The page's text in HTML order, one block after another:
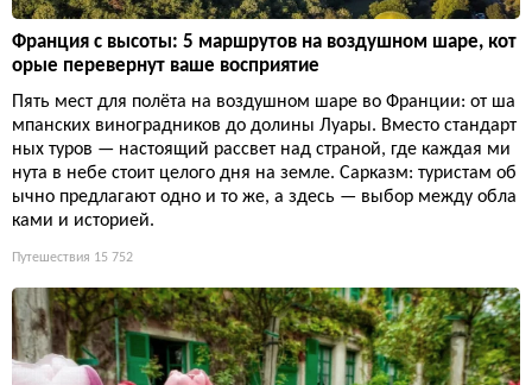
Франция с высоты: 5 маршрутов на воздушном шаре, кот
орые перевернут ваше восприятие
Пять мест для полёта на воздушном шаре во Франции: от ша
мпанских виноградников до долины Луары. Вместо стандарт
ных туров — настоящий рассвет над страной, где каждая ми
нута в небе стоит целого дня на земле. Сарказм: туристам об
ычно предлагают одно и то же, а здесь — выбор между обла
ками и историей.
Путешествия 15 752